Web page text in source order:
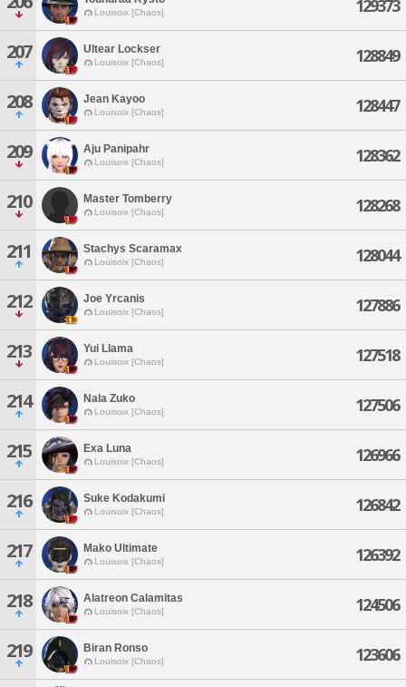
Louisoix [Chaos] 129373
207 Ultear Lockser
Louisoix [Chaos] 128849
208 Jean Kayoo
Louisoix [Chaos] 128447
209 Aju Panipahr
Louisoix [Chaos] 128362
210 Master Tomberry
Louisoix [Chaos] 128268
211 Stachys Scaramax
Louisoix [Chaos] 128044
212 Joe Yrcanis
Louisoix [Chaos] 127886
213 Yui Llama
Louisoix [Chaos] 127518
214 Nala Zuko
Louisoix [Chaos] 127506
215 Exa Luna
Louisoix [Chaos] 126966
216 Suke Kodakumi
Louisoix [Chaos] 126842
217 Mako Ultimate
Louisoix [Chaos] 126392
218 Alatreon Calamitas
Louisoix [Chaos] 124506
219 Biran Ronso
Louisoix [Chaos] 123606